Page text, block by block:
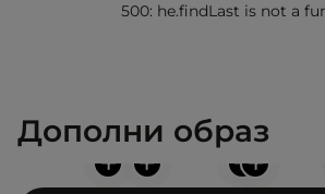
500: he.findLast is not a
Дополни образ
+
+ +
+